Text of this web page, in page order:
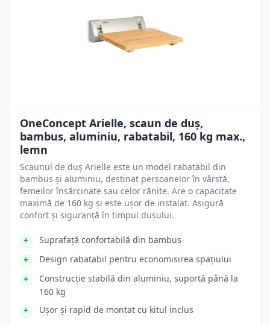
OneConcept Arielle, scaun de duș,
bambus, aluminiu, rabatabil, 160 kg max.,
lemn
Scaunul de duș Arielle este un model rabatabil din
bambus și aluminiu, destinat persoanelor în vârstă,
femeilor însărcinate sau celor rănite. Are o capacitate
maximă de 160 kg și este ușor de instalat. Asigură
confort și siguranță în timpul dușului.
Suprafață confortabilă din bambus
Design rabatabil pentru economisirea spațiului
Construcție stabilă din aluminiu, suportă până la
160 kg
Ușor și rapid de montat cu kitul inclus